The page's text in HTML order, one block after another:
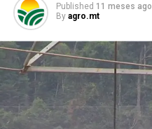
Published 11 meses ago
By agro.mt